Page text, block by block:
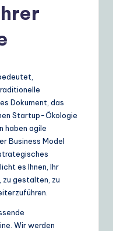
Dokument, das
Startup-Ökologie
haben agile
Business Model
es Ihnen, Ihr
gestalten, zu
Wir werden